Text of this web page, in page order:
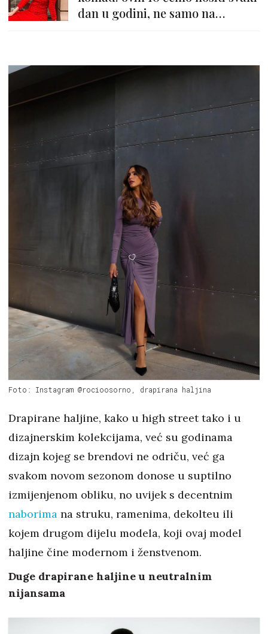
dan u godini, ne samo na
Foto: Instagram @rocioosorno, drapirana haljina
Drapirane haljine, kako u high street tako i u
dizajnerskim kolekcijama, već su godinama
dizajn kojeg se brendovi ne odriču, već ga
svakom novom sezonom donose u suptilno
izmijenjenom obliku, no uvijek s decentnim
naborima na struku, ramenima, dekolteu ili
kojem drugom dijelu modela, koji ovaj model
haljine čine modernom i ženstvenom.
Duge drapirane haljine u neutralnim
nijansama